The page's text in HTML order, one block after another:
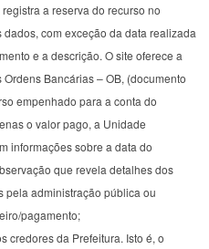
a reserva do recurso no
com exceção da data realizada
e a descrição. O site oferece a
Bancárias – OB, (documento
empenhado para a conta do
o valor pago, a Unidade
informações sobre a data do
que revela detalhes dos
pela administração pública ou
pagamento;
credores da Prefeitura. Isto é, o